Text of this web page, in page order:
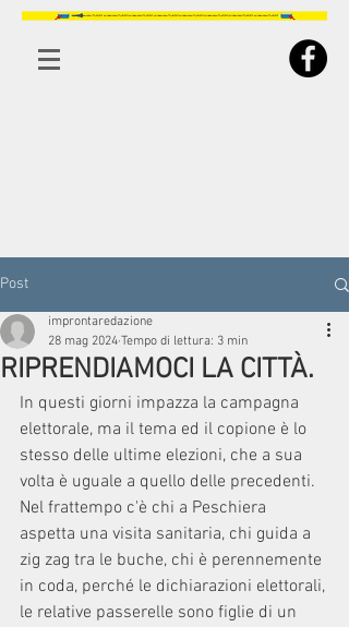
Post
RIPRENDIAMOCI LA CITTÀ.
improntaredazione
28 mag 2024 Tempo di lettura: 3 min
In questi giorni impazza la campagna
elettorale, ma il tema ed il copione è lo
stesso delle ultime elezioni, che a sua
volta è uguale a quello delle precedenti.
Nel frattempo c'è chi a Peschiera
aspetta una visita sanitaria, chi guida a
zig zag tra le buche, chi è perennemente
in coda, perché le dichiarazioni elettorali,
le relative passerelle sono figlie di un